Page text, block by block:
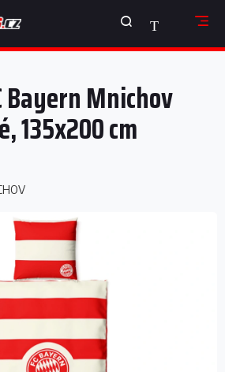
NÁKUPNÍ
KOŠÍK
Bayern Mnichov
135x200 cm